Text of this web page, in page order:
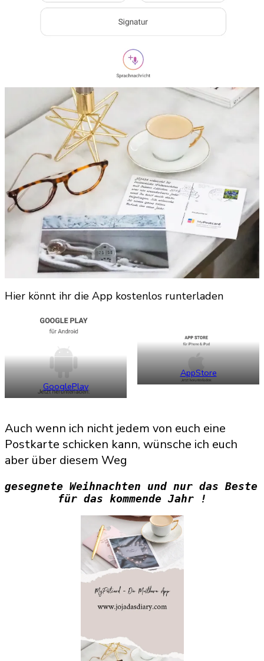
Hier könnt ihr die App kostenlos runterladen
GooglePlay
AppStore
Auch wenn ich nicht jedem von euch eine
Postkarte schicken kann, wünsche ich euch
aber über diesem Weg
gesegnete Weihnachten und nur das Beste
für das kommende Jahr !